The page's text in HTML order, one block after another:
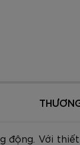
động. Với